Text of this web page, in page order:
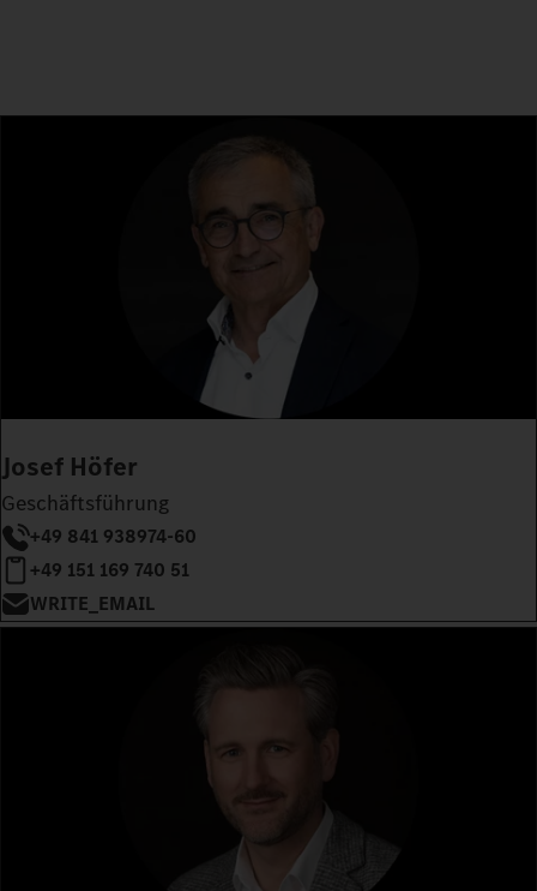
Josef Höfer
Geschäftsführung
+49 841 938974-60
+49 151 169 740 51
WRITE_EMAIL